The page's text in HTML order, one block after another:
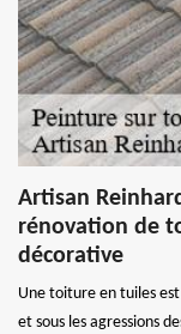
Artisan
rénovation de
décorative
Une toiture en tuiles
et sous les agressions